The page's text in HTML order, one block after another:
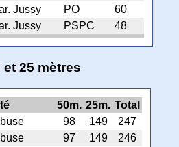
Jussy PO
60
Jussy PSPC 48
25 mètres
50m. 25m. Total
98 149
247
97 149
246